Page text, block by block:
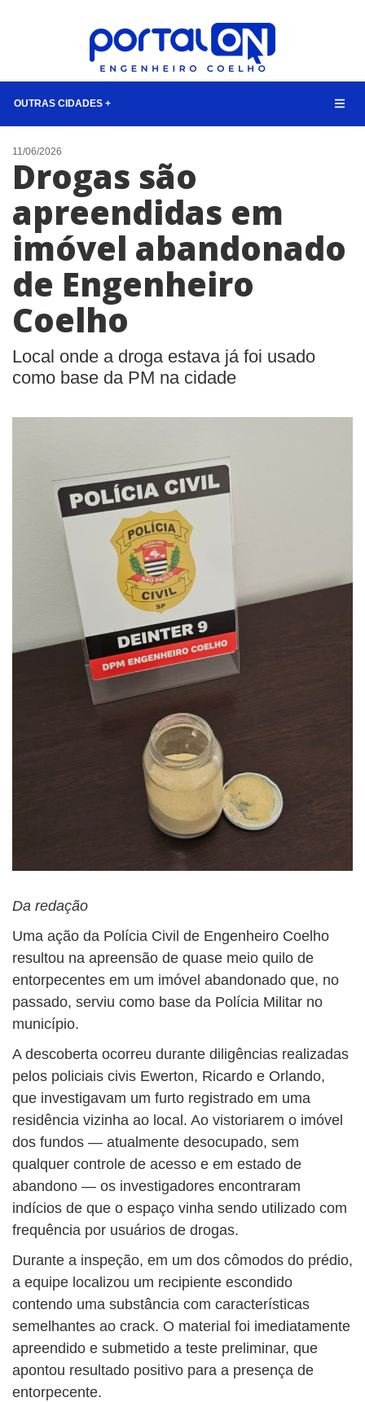
OUTRAS CIDADES +
NOTÍCIAS
LISTA DIGITAL
TELEFONES ÚTEIS
CONTATO
ANUNCIE
11/06/2026
Drogas são
apreendidas em
imóvel abandonado
de Engenheiro
Coelho
Local onde a droga estava já foi usado
como base da PM na cidade
Da redação
Uma ação da Polícia Civil de Engenheiro Coelho
resultou na apreensão de quase meio quilo de
entorpecentes em um imóvel abandonado que, no
passado, serviu como base da Polícia Militar no
município.
A descoberta ocorreu durante diligências realizadas
pelos policiais civis Ewerton, Ricardo e Orlando,
que investigavam um furto registrado em uma
residência vizinha ao local. Ao vistoriarem o imóvel
dos fundos — atualmente desocupado, sem
qualquer controle de acesso e em estado de
abandono — os investigadores encontraram
indícios de que o espaço vinha sendo utilizado com
frequência por usuários de drogas.
Durante a inspeção, em um dos cômodos do prédio,
a equipe localizou um recipiente escondido
contendo uma substância com características
semelhantes ao crack. O material foi imediatamente
apreendido e submetido a teste preliminar, que
apontou resultado positivo para a presença de
entorpecente.